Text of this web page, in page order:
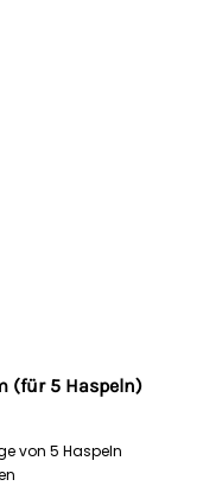
(für 5 Haspeln)
von 5 Haspeln